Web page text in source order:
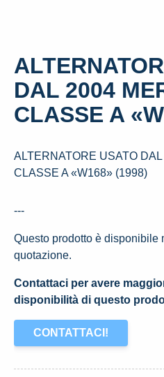
DAL 2004
CLASSE A
ALTERNATORE USATO
CLASSE A «W168» (1998)
---
Questo prodotto è disponibile
quotazione.
Contattaci per avere
disponibilità di questo
CONTATTACI!